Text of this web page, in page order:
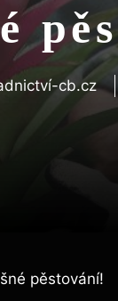
cb.cz
pěstování!